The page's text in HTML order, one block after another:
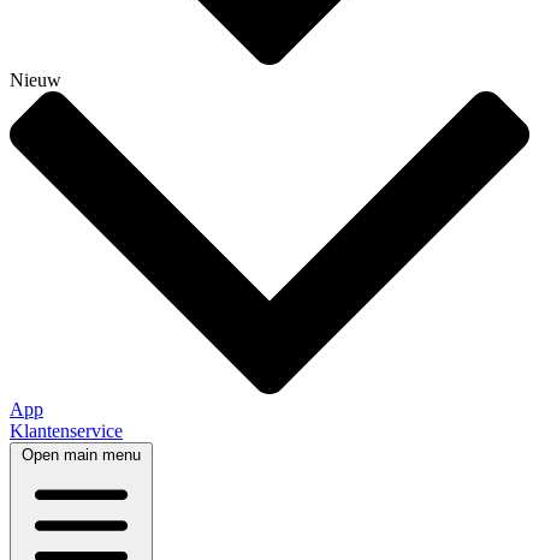
Nieuw
App
Klantenservice
Open main menu